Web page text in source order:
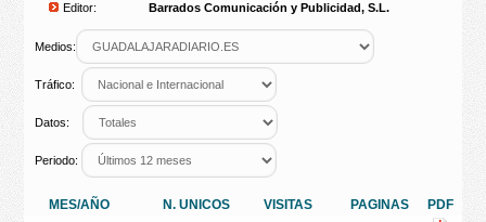
Editor:
Barrados Comunicación y Publicidad, S.L.
Medios:
Tráfico:
Datos:
Periodo:
MES/AÑO N. UNICOS VISITAS PAGINAS PDF